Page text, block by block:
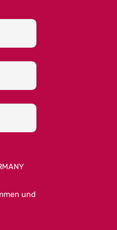
und